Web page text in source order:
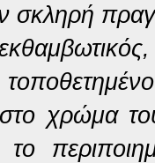
χρώμα
το